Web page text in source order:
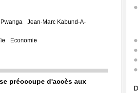
Jean-Marc Kabund-A-
Economie
préoccupe d'accès aux